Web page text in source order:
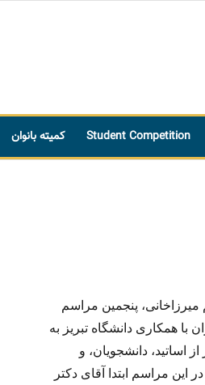
Student Competition کمیته بانوان
میرزاخانی، پنجمین مراسم
با همکاری دانشگاه تبریز به
از اساتید، دانشجویان، و
در این مراسم ابتدا
آقای دکتر